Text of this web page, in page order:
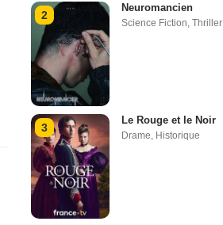
2
Neuromancien
Science Fiction Thriller
3
Le Rouge et le Noir
Drame Historique